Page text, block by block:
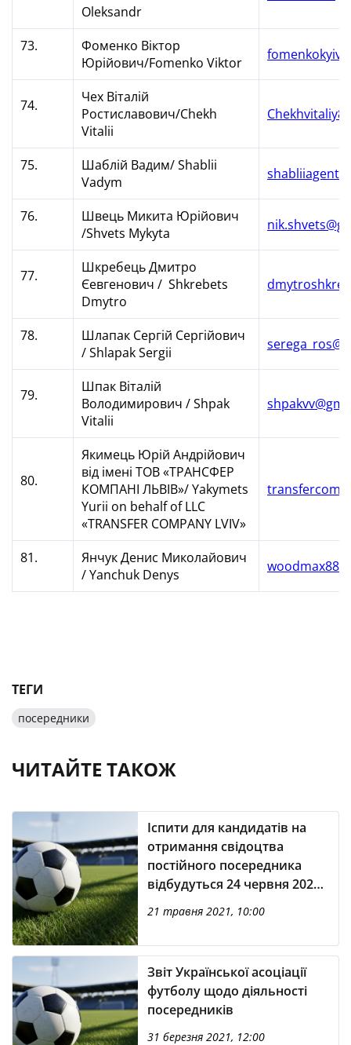
Oleksandr
73.
Фоменко Віктор
Юрійович/Fomenko Viktor
74.
Чех Віталій
Ростиславович/Chekh
Vitalii
75.
Шаблій Вадим/ Shablii
Vadym
76.
Швець Микита Юрійович
/Shvets Mykyta
77.
Шкребець Дмитро
Єевгенович / Shkrebets
Dmytro
78.
Шлапак Сергій Сергійович
/ Shlapak Sergii
79.
Шпак Віталій
Володимирович / Shpak
Vitalii
80.
Якимець Юрій Андрійович
від імені ТОВ «ТРАНСФЕР
КОМПАНІ ЛЬВІВ»/ Yakymets
Yurii on behalf of LLC
«TRANSFER COMPANY LVIV»
81.
Янчук Денис Миколайович
/ Yanchuk Denys
ТЕГИ
посередники
ЧИТАЙТЕ ТАКОЖ
Іспити для кандидатів на
отримання свідоцтва
постійного посередника
відбудуться 24 червня 2021
21 травня 2021, 10:00
Звіт Української асоціації
футболу щодо діяльності
посередників
31 березня 2021, 12:00